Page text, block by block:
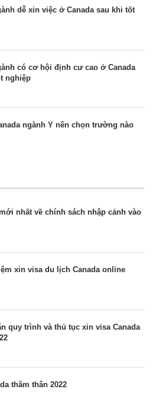
dễ xin việc ở Canada sau khi tốt
có cơ hội định cư cao ở Canada
nghiệp
ngành Y nên chọn trường nào
nhất về chính sách nhập cảnh vào
xin visa du lịch Canada online
quy trình và thủ tục xin visa Canada
thăm thân 2022